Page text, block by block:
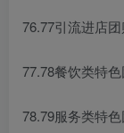
76.77引流进店
77.78餐饮类特
78.79服务类特